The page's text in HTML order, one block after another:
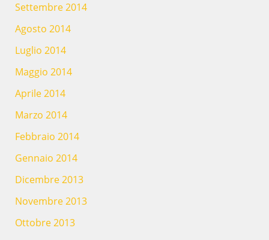
Settembre 2014
Agosto 2014
Luglio 2014
Maggio 2014
Aprile 2014
Marzo 2014
Febbraio 2014
Gennaio 2014
Dicembre 2013
Novembre 2013
Ottobre 2013